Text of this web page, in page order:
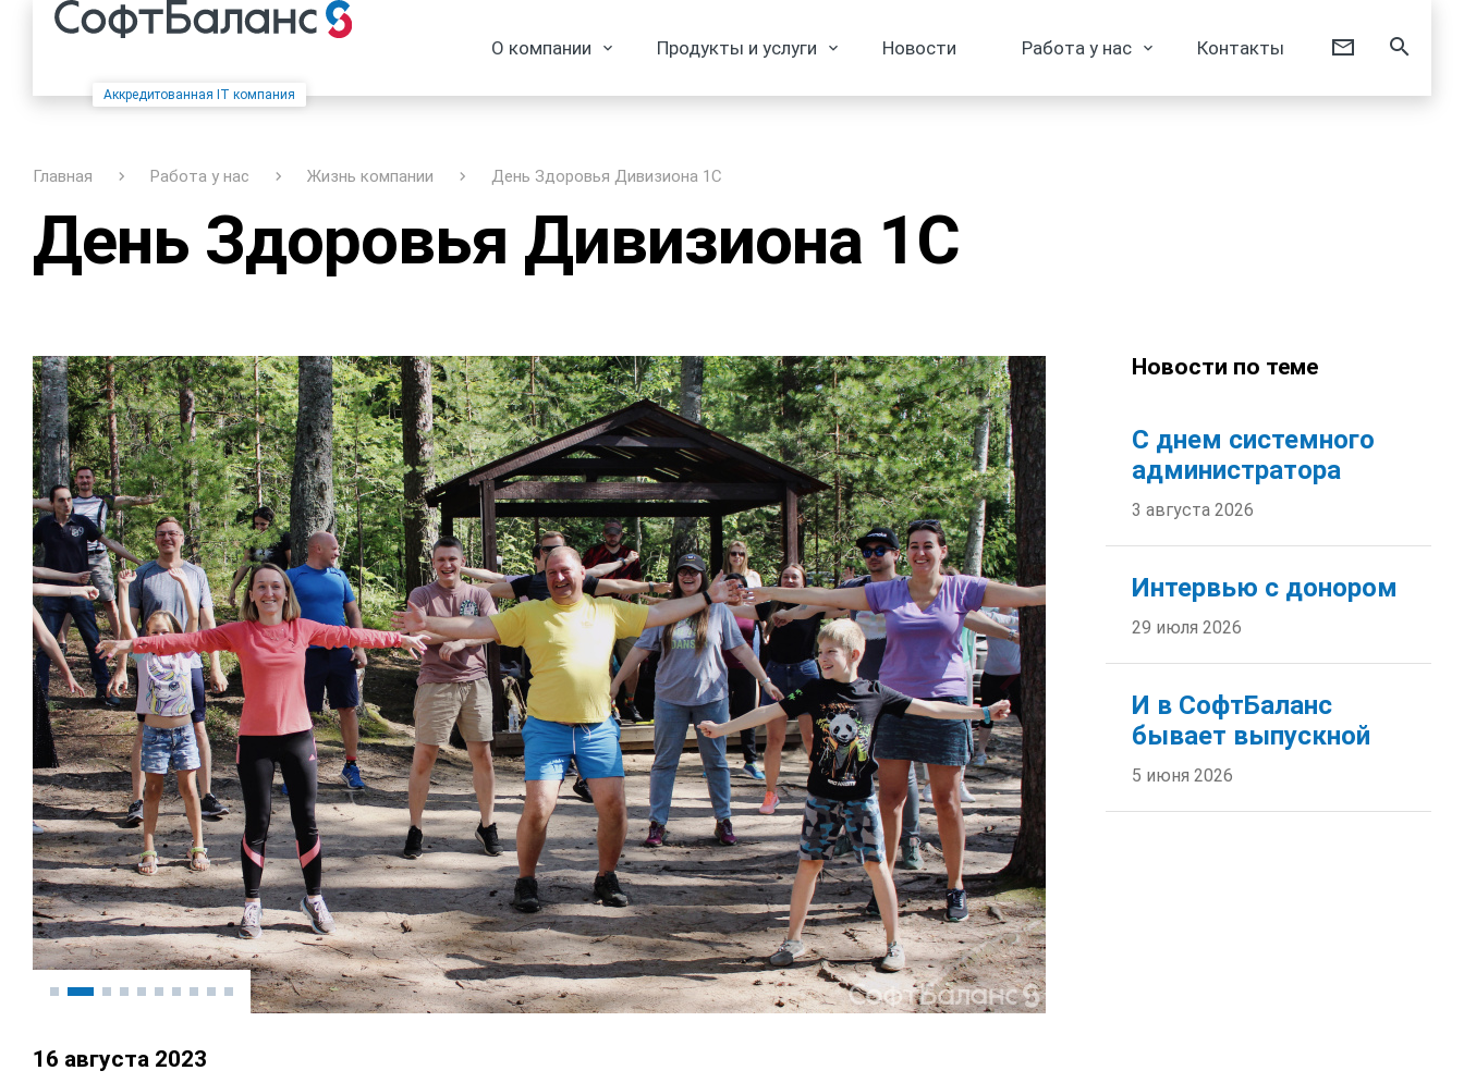
Аккредитованная IT компания
О компании Продукты и услуги Новости Работа у нас Контакты
Главная Работа у нас Жизнь компании День Здоровья Дивизиона 1С
День Здоровья Дивизиона 1С
16 августа 2023
Новости по теме
С днем системного
администратора
3 августа 2026
Интервью с донором
29 июля 2026
И в СофтБаланс
бывает выпускной
5 июня 2026